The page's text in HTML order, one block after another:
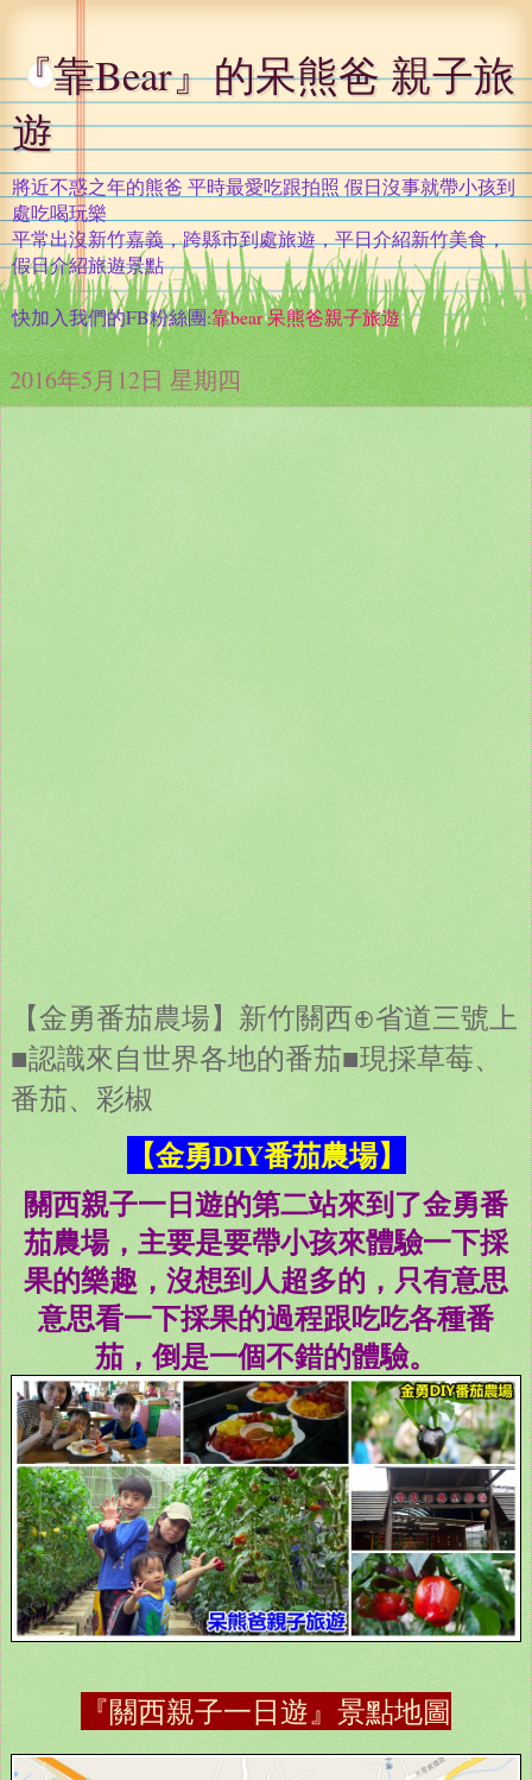
『靠Bear』的呆熊爸 親子旅
遊
將近不惑之年的熊爸 平時最愛吃跟拍照 假日沒事就帶小孩到
處吃喝玩樂
平常出沒新竹嘉義，跨縣市到處旅遊，平日介紹新竹美食，
假日介紹旅遊景點
快加入我們的FB粉絲團:靠bear 呆熊爸親子旅遊
2016年5月12日 星期四
【金勇番茄農場】新竹關西⊕省道三號上
■認識來自世界各地的番茄■現採草莓、
番茄、彩椒
【金勇DIY番茄農場】
關西親子一日遊的第二站來到了金勇番
茄農場，主要是要帶小孩來體驗一下採
果的樂趣，沒想到人超多的，只有意思
意思看一下採果的過程跟吃吃各種番
茄，倒是一個不錯的體驗。
『關西親子一日遊』景點地圖